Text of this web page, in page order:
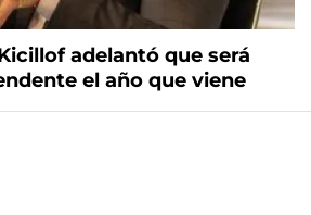
adelantó que será
el año que viene